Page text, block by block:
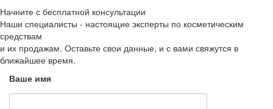
Начните с бесплатной консультации
Наши специалисты - настоящие эксперты по косметическим
средствам
и их продажам. Оставьте свои данные, и с вами свяжутся в
ближайшее время.
Ваше имя